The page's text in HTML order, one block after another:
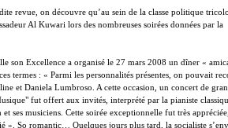
revue, on découvre qu’au sein de la classe politique
Al Kuwari lors des nombreuses soirées données par la
son Excellence a organisé le 27 mars 2008 un dîner «
termes : « Parmi les personnalités présentes, on pouvait
et Daniela Lumbroso. A cette occasion, un concert de
fut offert aux invités, interprété par la pianiste
ses musiciens. Cette soirée exceptionnelle fut très
». So romantic… Quelques jours plus tard, la socialiste